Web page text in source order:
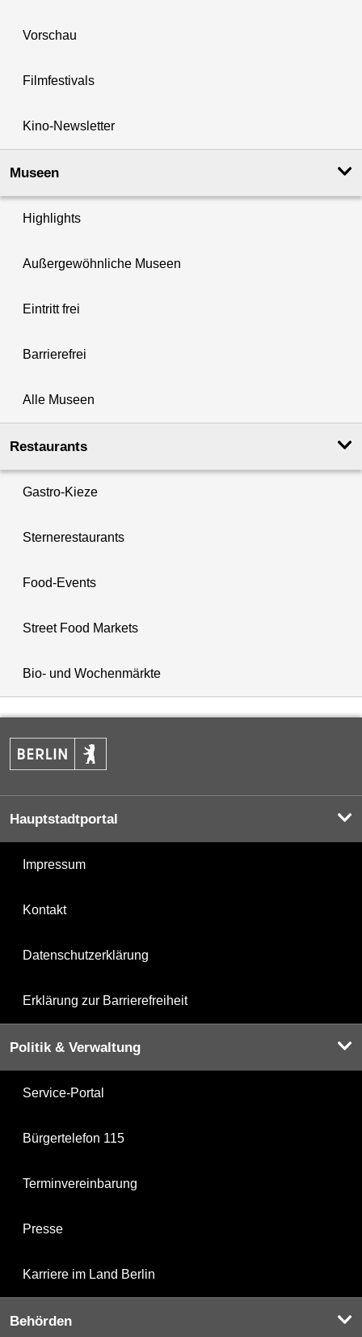
Vorschau
Filmfestivals
Kino-Newsletter
Museen
Highlights
Außergewöhnliche Museen
Eintritt frei
Barrierefrei
Alle Museen
Restaurants
Gastro-Kieze
Sternerestaurants
Food-Events
Street Food Markets
Bio- und Wochenmärkte
Hauptstadtportal
Impressum
Kontakt
Datenschutzerklärung
Erklärung zur Barrierefreiheit
Politik & Verwaltung
Service-Portal
Bürgertelefon 115
Terminvereinbarung
Presse
Karriere im Land Berlin
Behörden